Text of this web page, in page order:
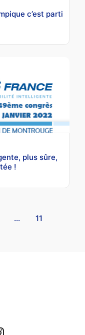
c’est parti
plus sûre,
!
… 11